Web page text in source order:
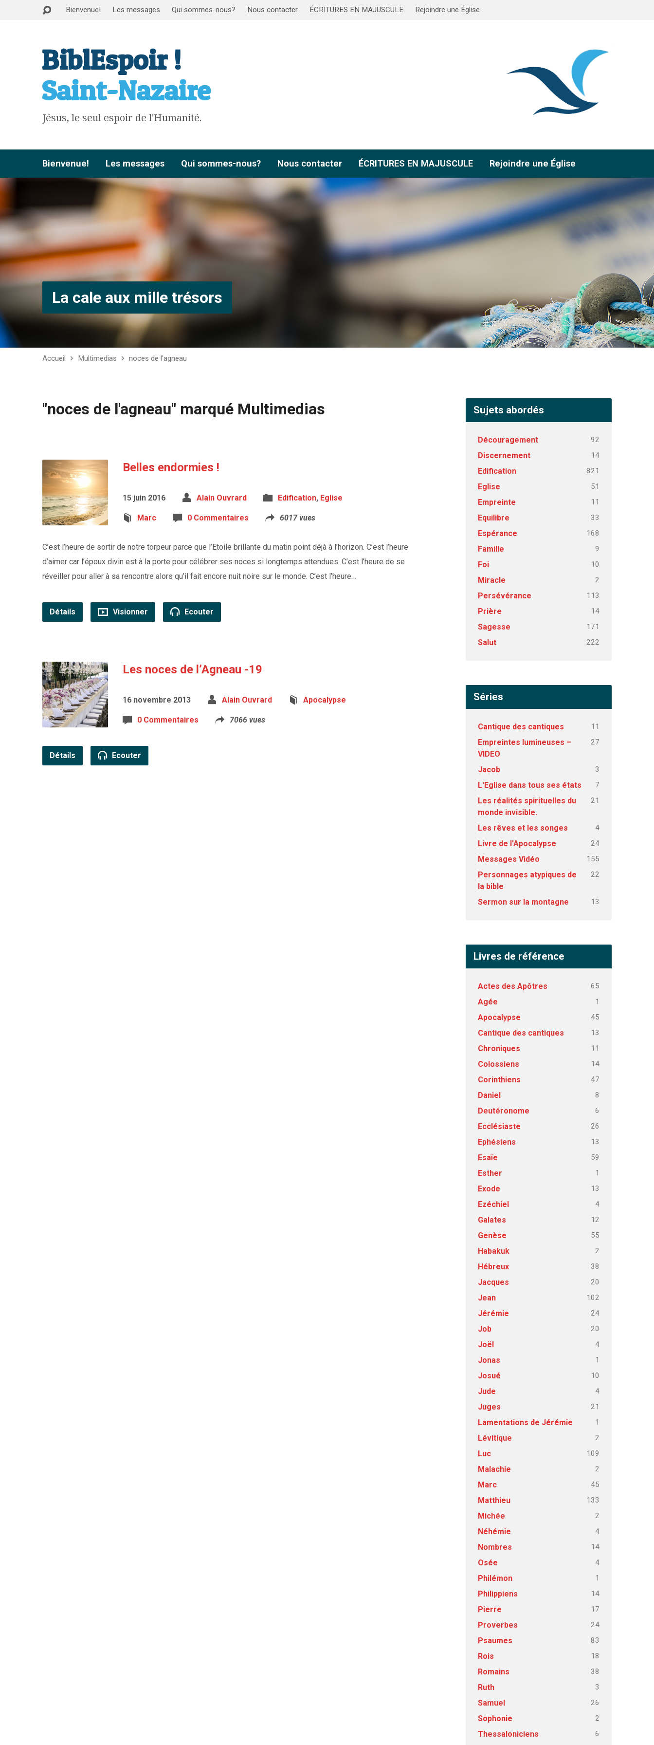
Bienvenue! Les messages Qui sommes-nous? Nous contacter ÉCRITURES EN MAJUSCULE Rejoindre une Église
BiblEspoir !
Saint-Nazaire
Jésus, le seul espoir de l'Humanité.
Bienvenue! Les messages Qui sommes-nous? Nous contacter ÉCRITURES EN MAJUSCULE Rejoindre une Église
La cale aux mille trésors
Accueil Multimedias noces de l'agneau
"noces de l'agneau" marqué Multimedias
Belles endormies !
15 juin 2016 Alain Ouvrard Edification, Eglise
Marc 0 Commentaires 6017 vues
C’est l’heure de sortir de notre torpeur parce que l’Etoile brillante du matin point déjà à l’horizon. C’est l’heure
d’aimer car l’époux divin est à la porte pour célébrer ses noces si longtemps attendues. C’est l’heure de se
réveiller pour aller à sa rencontre alors qu’il fait encore nuit noire sur le monde. C’est l’heure…
Détails Visionner Ecouter
Les noces de l’Agneau -19
16 novembre 2013 Alain Ouvrard Apocalypse
0 Commentaires 7066 vues
Détails Ecouter
Sujets abordés
Découragement 92
Discernement 14
Edification 821
Eglise 51
Empreinte 11
Equilibre 33
Espérance 168
Famille 9
Foi 10
Miracle 2
Persévérance 113
Prière 14
Sagesse 171
Salut 222
Séries
Cantique des cantiques 11
Empreintes lumineuses –
VIDEO
27
Jacob 3
L'Eglise dans tous ses états 7
Les réalités spirituelles du
monde invisible.
21
Les rêves et les songes 4
Livre de l'Apocalypse 24
Messages Vidéo 155
Personnages atypiques de
la bible
22
Sermon sur la montagne 13
Livres de référence
Actes des Apôtres 65
Agée 1
Apocalypse 45
Cantique des cantiques 13
Chroniques 11
Colossiens 14
Corinthiens 47
Daniel 8
Deutéronome 6
Ecclésiaste 26
Ephésiens 13
Esaïe 59
Esther 1
Exode 13
Ezéchiel 4
Galates 12
Genèse 55
Habakuk 2
Hébreux 38
Jacques 20
Jean 102
Jérémie 24
Job 20
Joël 4
Jonas 1
Josué 10
Jude 4
Juges 21
Lamentations de Jérémie 1
Lévitique 2
Luc 109
Malachie 2
Marc 45
Matthieu 133
Michée 2
Néhémie 4
Nombres 14
Osée 4
Philémon 1
Philippiens 14
Pierre 17
Proverbes 24
Psaumes 83
Rois 18
Romains 38
Ruth 3
Samuel 26
Sophonie 2
Thessaloniciens
6